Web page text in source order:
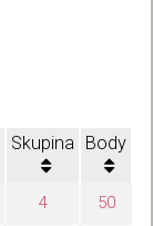
Skupina Body
4
50